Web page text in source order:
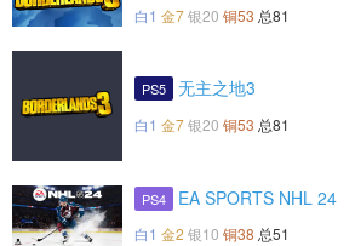
白1 金7银20 铜53 总81
PS5 无主之地3
白1 金7银20 铜53 总81
PS4 EA SPORTS NHL 24
白1 金2 银10 铜38 总51